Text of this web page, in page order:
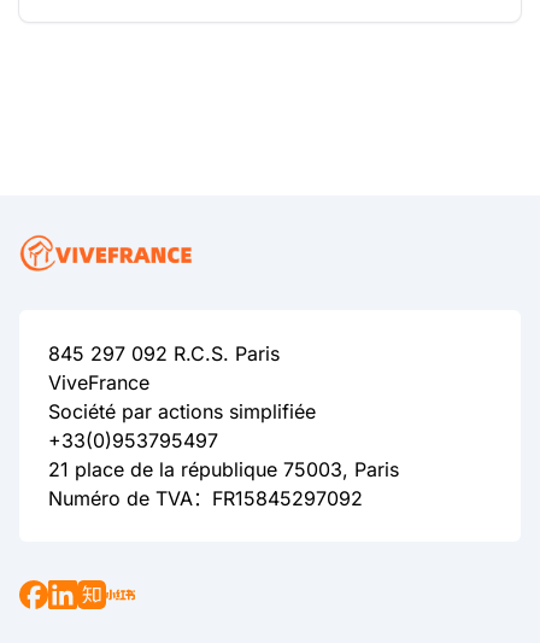
845 297 092 R.C.S. Paris
ViveFrance
Société par actions simplifiée
+33(0)953795497
21 place de la république 75003, Paris
Numéro de TVA：FR15845297092